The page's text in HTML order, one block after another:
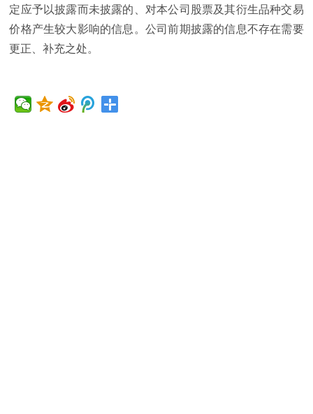
定应予以披露而未披露的、对本公司股票及其衍生品种交易
价格产生较大影响的信息。公司前期披露的信息不存在需要
更正、补充之处。